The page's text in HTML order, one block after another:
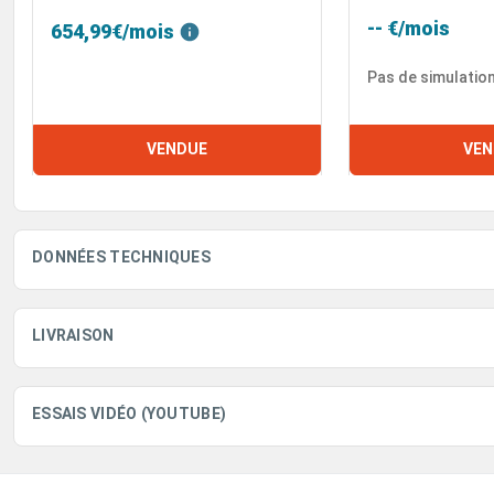
654,99€/mois
VENDUE
-- €/mois
Pas de
DONNÉES TECHNIQUES
LIVRAISON
ESSAIS VIDÉO (YOUTUBE)